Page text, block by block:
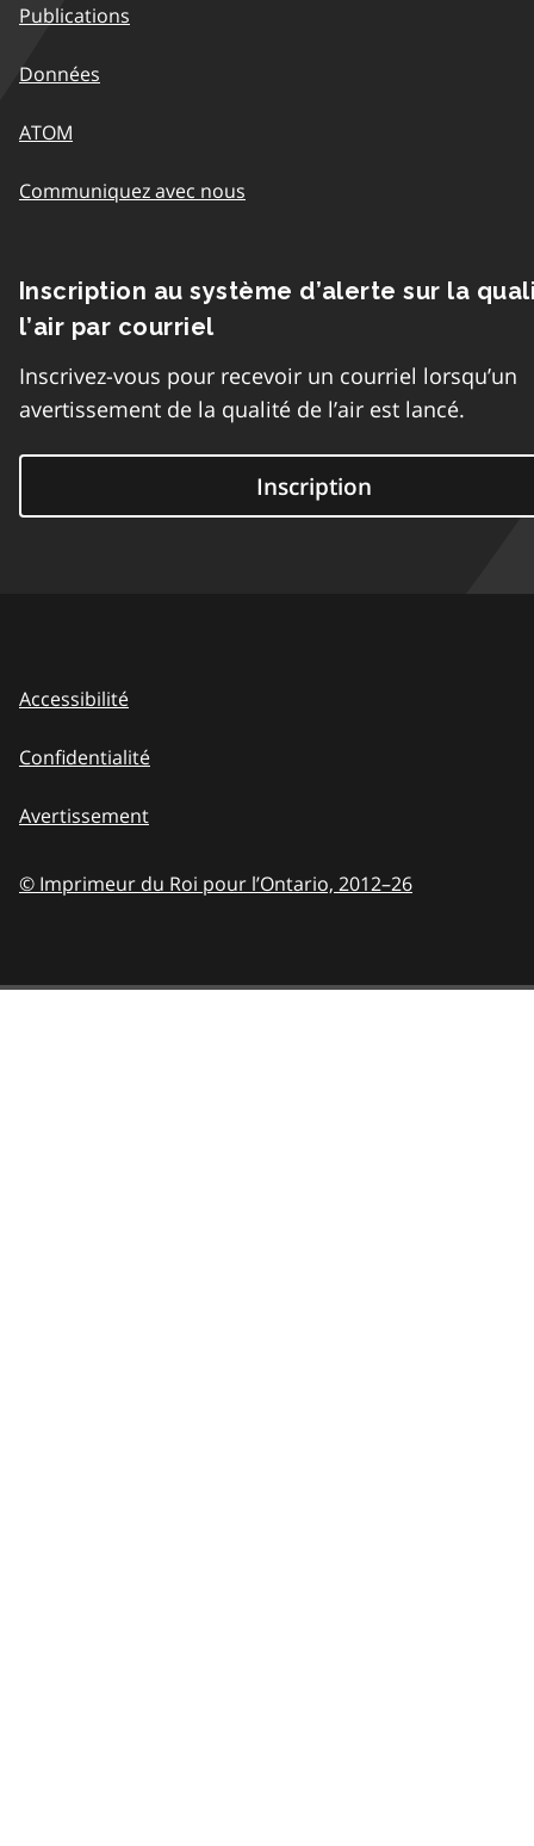
Publications
Données
ATOM
Communiquez avec nous
Inscription au système d’alerte sur la
l’air par courriel
Inscrivez-vous pour recevoir un courriel lorsqu’un
avertissement de la qualité de l’air est lancé.
Inscription
Accessibilité
Confidentialité
Avertissement
© Imprimeur du Roi pour l’Ontario, 2012–26